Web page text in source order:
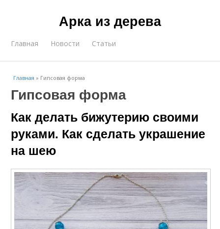
Арка из дерева
Главная Новости Статьи
Главная » Гипсовая форма
Гипсовая форма
Как делать бижутерию своими
руками. Как сделать украшение
на шею